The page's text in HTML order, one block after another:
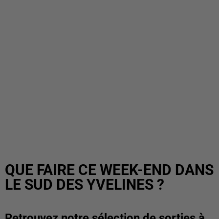
QUE FAIRE CE WEEK-END DANS
LE SUD DES YVELINES ?